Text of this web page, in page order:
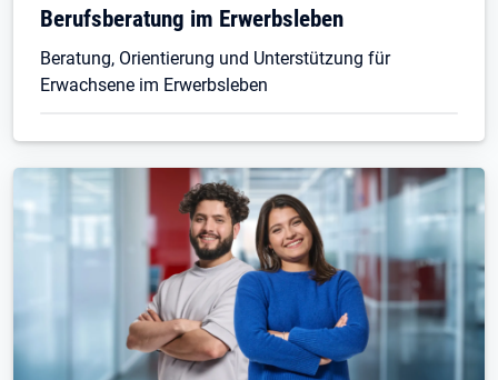
Berufsberatung im Erwerbsleben
Beratung, Orientierung und Unterstützung für
Erwachsene im Erwerbsleben